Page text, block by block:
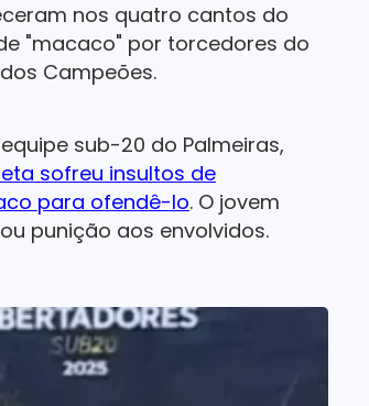
nos quatro cantos do
"macaco" por torcedores do
Campeões.
sub-20 do Palmeiras,
sofreu insultos de
para ofendê-lo. O jovem
punição aos envolvidos.